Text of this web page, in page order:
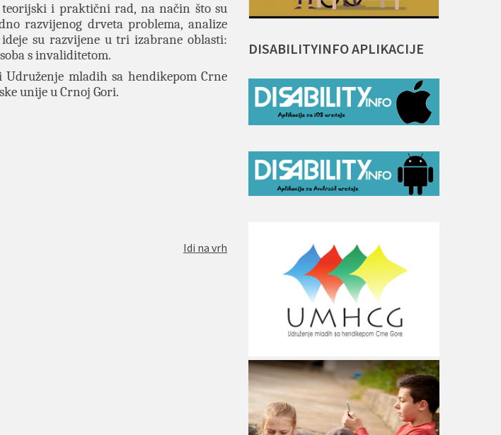
i praktični rad, na način što su
razvijenog drveta problema, analize
su razvijene u tri izabrane oblasti:
s invaliditetom.
mladih sa hendikepom Crne
unije u Crnoj Gori.
Idi na vrh
DISABILITYINFOAPLIKACIJE